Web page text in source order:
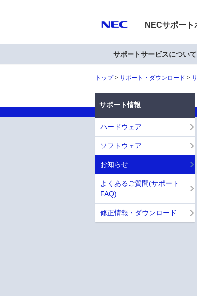
NECサポート
サポートサービスについて
トップ サポート・ダウンロード
サポート情報
ハードウェア
ソフトウェア
お知らせ
よくあるご質問(サポート
FAQ)
修正情報・ダウンロード